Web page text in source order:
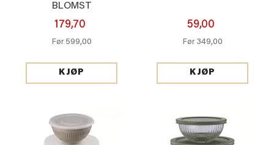
BLOMST
179,70
Før 599,00
KJØP
59,00
Før 349,00
KJØP